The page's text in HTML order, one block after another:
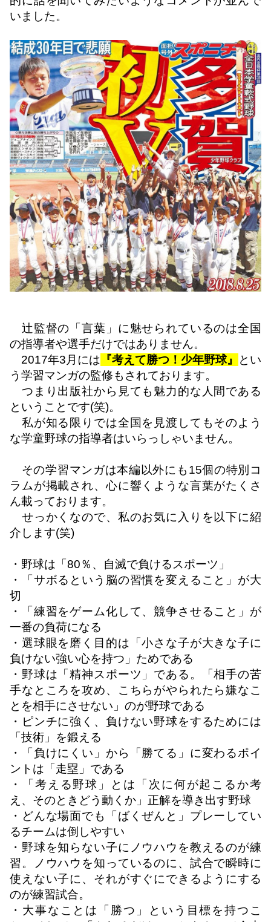
いました。
辻監督の「言葉」に魅せられているのは全国
の指導者や選手だけではありません。
2017年3月には 『考えて勝つ！少年野球』
とい
う学習マンガの監修もされております。
つまり出版社から見ても魅力的な人間である
ということです(笑)。
私が知る限りでは全国を見渡してもそのよう
な学童野球の指導者はいらっしゃいません。
その学習マンガは本編以外にも 15個の特別コ
ラムが掲載され、心に響くような言葉がたくさ
ん載っております。
せっかくなので、私のお気に入りを以下に紹
介します(笑)
・野球は「 80％、自滅で負けるスポーツ」
・「サボるという脳の習慣を変えること」が大
切
・「練習をゲーム化して、競争させること」が
一番の負荷になる
・選球眼を磨く目的は「小さな子が大きな子に
負けない強い心を持つ」ためである
・野球は「精神スポーツ」である。「相手の苦
手なところを攻め、こちらがやられたら嫌なこ
とを相手にさせない」のが野球である
・ピンチに強く、負けない野球をするためには
「技術」を鍛える
・「負けにくい」から「勝てる」に変わるポイ
ントは「走塁」である
・「考える野球」とは「次に何が起こるか考
え、そのときどう動くか」正解を導き出す野球
・どんな場面でも「ばくぜんと」プレーしてい
るチームは倒しやすい
・野球を知らない子にノウハウを教えるのが練
習。ノウハウを知っているのに、試合で瞬時に
使えない子に、それがすぐにできるようにする
のが練習試合。
・大事なことは「勝つ」という目標を持つこ